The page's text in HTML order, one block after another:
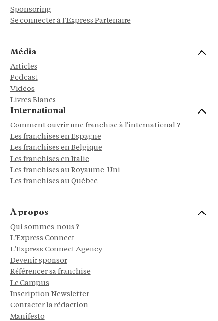
Sponsoring
Se connecter à l'Express Partenaire
Média
Articles
Podcast
Vidéos
Livres Blancs
International
Comment ouvrir une franchise à l'international ?
Les franchises en Espagne
Les franchises en Belgique
Les franchises en Italie
Les franchises au Royaume-Uni
Les franchises au Québec
À propos
Qui sommes-nous ?
L'Express Connect
L'Express Connect Agency
Devenir sponsor
Référencer sa franchise
Le Campus
Inscription Newsletter
Contacter la rédaction
Manifesto